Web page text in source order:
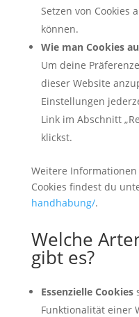
Setzen von Cookies
können.
Wie man Cookies
Um deine
dieser Website
Einstellungen
Link im Abschnitt
klickst.
Weitere
Cookies findest du
handhabung/.
Welche
gibt es?
Essenzielle Cookies
Funktionalität einer